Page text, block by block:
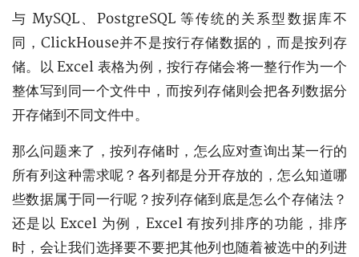
与 MySQL、PostgreSQL 等传统的关系型数据库不
同，ClickHouse并不是按行存储数据的，而是按列存
储。以 Excel 表格为例，按行存储会将一整行作为一个
整体写到同一个文件中，而按列存储则会把各列数据分
开存储到不同文件中。
那么问题来了，按列存储时，怎么应对查询出某一行的
所有列这种需求呢？各列都是分开存放的，怎么知道哪
些数据属于同一行呢？按列存储到底是怎么个存储法？
还是以 Excel 为例，Excel 有按列排序的功能，排序
时，会让我们选择要不要把其他列也随着被选中的列进